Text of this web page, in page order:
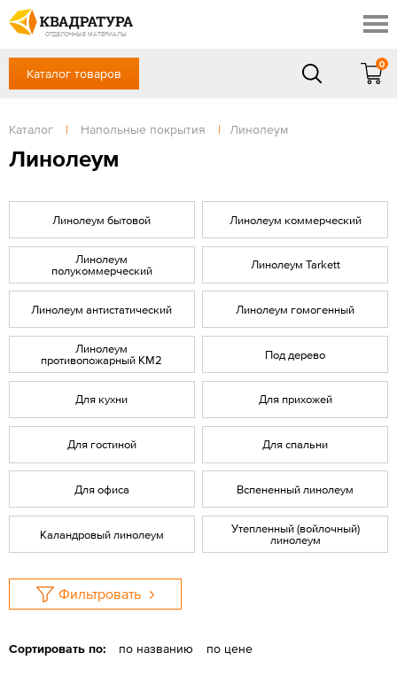
ОТДЕЛОЧНЫЕ МАТЕРИАЛЫ
Профи
Акции
Готовые решения
Доставка и оплата
Отзывы
+7 918 999 1656
Сб, Вс — выходной
ЗАКАЗАТЬ ЗВОНОК
Каталог товаров
0
Каталог | Напольные покрытия | Линолеум
Линолеум
Линолеум бытовой Линолеум коммерческий
Линолеум
полукоммерческий
Линолеум Tarkett
Линолеум антистатический Линолеум гомогенный
Линолеум
противопожарный КМ2
Под дерево
Для кухни Для прихожей
Для гостиной Для спальни
Для офиса Вспененный линолеум
Каландровый линолеум
Утепленный (войлочный)
линолеум
Фильтровать
Сортировать по: по названию по цене